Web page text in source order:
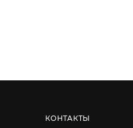
КОНТАКТЫ